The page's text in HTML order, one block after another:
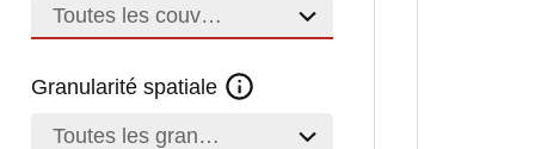
Toutes les couvertures
Granularité spatiale
Toutes les granularités